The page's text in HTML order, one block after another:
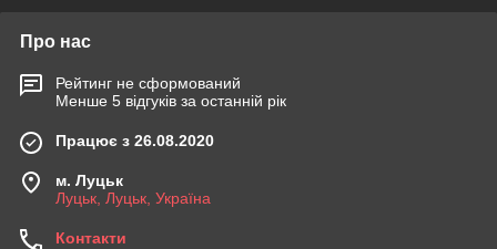
Про нас
Рейтинг не сформований
Менше 5 відгуків за останній рік
Працює з 26.08.2020
м. Луцьк
Луцьк, Луцьк, Україна
Контакти